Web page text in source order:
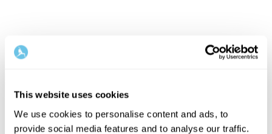
This website uses cookies
We use cookies to personalise content and ads, to
provide social media features and to analyse our traffic.